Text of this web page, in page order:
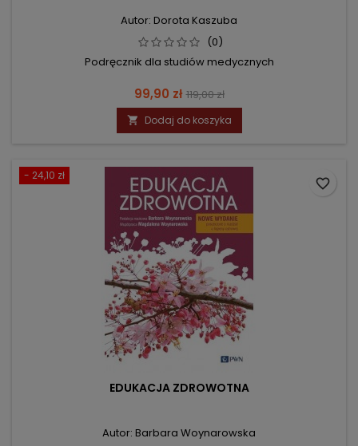
Autor: Dorota Kaszuba
(0)
Podręcznik dla studiów medycznych
Cena
99,90 zł Cena
podstawowa
119,00 zł
 Dodaj do koszyka
- 24,10 zł
EDUKACJA ZDROWOTNA
Autor: Barbara Woynarowska
favorite_border